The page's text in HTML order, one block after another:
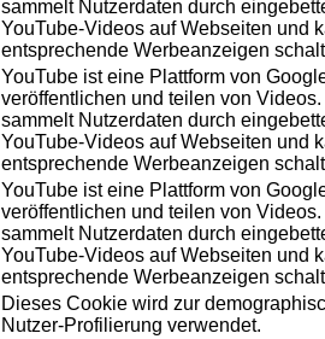
sammelt Nutzerdaten durch
YouTube-Videos auf Webseiten und
entsprechende Werbeanzeigen
YouTube ist eine Plattform von
veröffentlichen und teilen von
sammelt Nutzerdaten durch
YouTube-Videos auf Webseiten und
entsprechende Werbeanzeigen
YouTube ist eine Plattform von
veröffentlichen und teilen von
sammelt Nutzerdaten durch
YouTube-Videos auf Webseiten und
entsprechende Werbeanzeigen
Dieses Cookie wird zur
Nutzer-Profilierung verwendet.